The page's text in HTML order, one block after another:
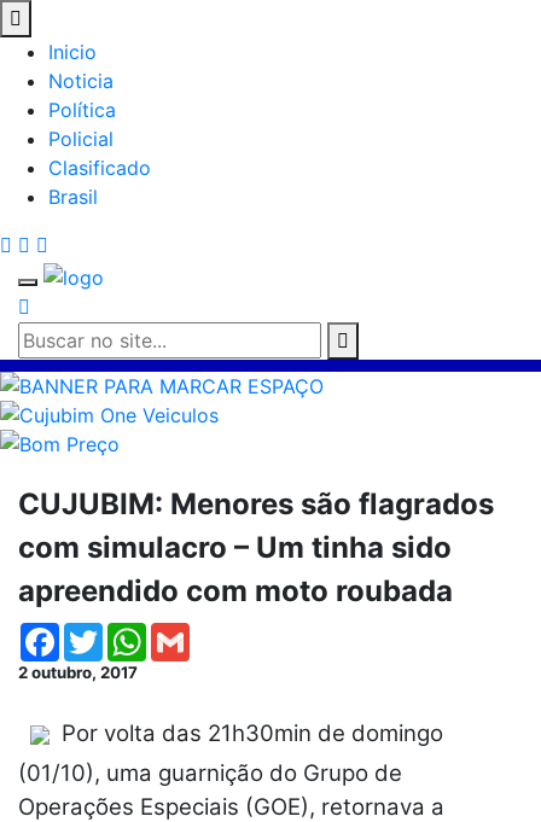
Inicio
Noticia
Política
Policial
Clasificado
Brasil
CUJUBIM: Menores são flagrados
com simulacro – Um tinha sido
apreendido com moto roubada
Facebook
TwitterWhatsApp
2 outubro, 2017
Por volta das 21h30min de domingo
(01/10), uma guarnição do Grupo de
Operações Especiais (GOE), retornava a